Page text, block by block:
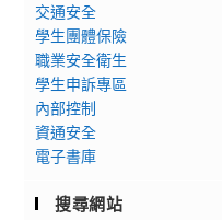
交通安全
學生團體保險
職業安全衛生
學生申訴專區
內部控制
資通安全
電子書庫
搜尋網站